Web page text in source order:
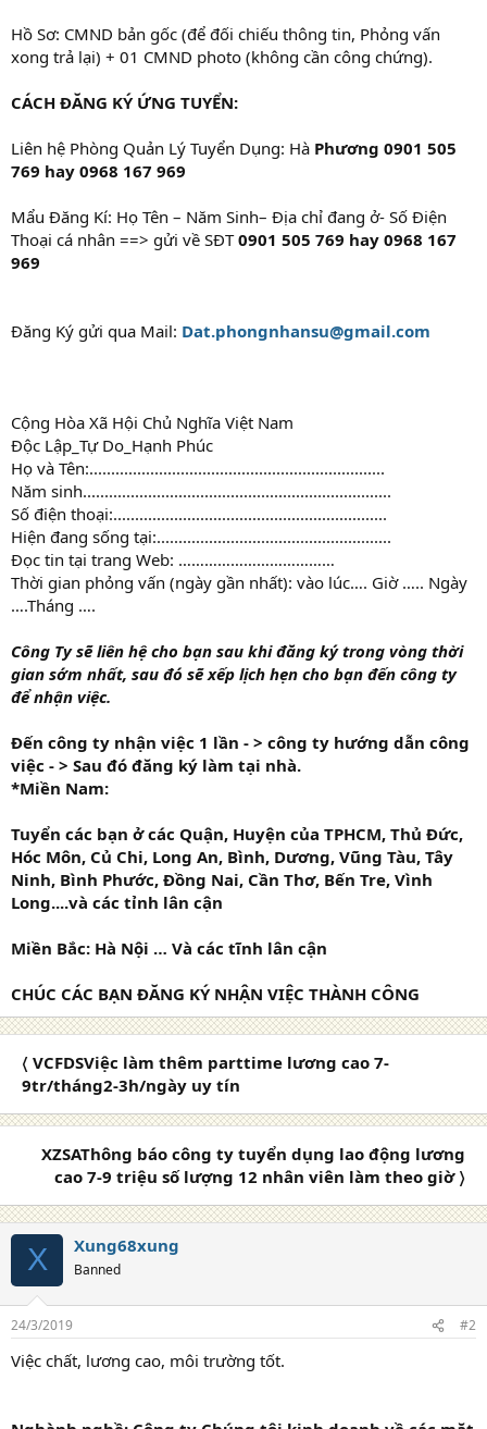
Hồ Sơ: CMND bản gốc (để đối chiếu thông tin, Phỏng vấn
xong trả lại) + 01 CMND photo (không cần công chứng).
CÁCH ĐĂNG KÝ ỨNG TUYỂN:
Liên hệ Phòng Quản Lý Tuyển Dụng: Hà Phương 0901 505
769 hay 0968 167 969
Mẩu Đăng Kí: Họ Tên – Năm Sinh– Địa chỉ đang ở- Số Điện
Thoại cá nhân ==> gửi về SĐT0901 505 769 hay 0968 167
969
Đăng Ký gửi qua Mail: Dat.phongnhansu@gmail.com
Cộng Hòa Xã Hội Chủ Nghĩa Việt Nam
Độc Lập_Tự Do_Hạnh Phúc
Họ và Tên:....................................................................
Năm sinh.......................................................................
Số điện thoại:...............................................................
Hiện đang sống tại:......................................................
Đọc tin tại trang Web: ………………………………
Thời gian phỏng vấn (ngày gần nhất): vào lúc…. Giờ ….. Ngày
….Tháng ….
Công Ty sẽ liên hệ cho bạn sau khi đăng ký trong vòng thời
gian sớm nhất, sau đó sẽ xếp lịch hẹn cho bạn đến công ty
để nhận việc.
Đến công ty nhận việc 1 lần - > công ty hướng dẫn công
việc - > Sau đó đăng ký làm tại nhà.
*Miền Nam:
Tuyển các bạn ở các Quận, Huyện của TPHCM, Thủ Đức,
Hóc Môn, Củ Chi, Long An, Bình, Dương, Vũng Tàu, Tây
Ninh, Bình Phước, Đồng Nai, Cần Thơ, Bến Tre, Vình
Long....và các tỉnh lân cận
Miền Bắc: Hà Nội … Và các tĩnh lân cận
CHÚC CÁC BẠN ĐĂNG KÝ NHẬN VIỆC THÀNH CÔNG
〈 VCFDSViệc làm thêm parttime lương cao 7-
9tr/tháng2-3h/ngày uy tín
XZSAThông báo công ty tuyển dụng lao động lương
cao 7-9 triệu số lượng 12 nhân viên làm theo giờ 〉
X Xung68xung
Banned
24/3/2019 #2
Việc chất, lương cao, môi trường tốt.